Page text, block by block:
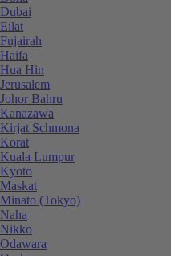
Dubai
Eilat
Fujairah
Haifa
Hua Hin
Jerusalem
Johor Bahru
Kanazawa
Kirjat Schmona
Korat
Kuala Lumpur
Kyoto
Maskat
Minato (Tokyo)
Naha
Nikko
Odawara